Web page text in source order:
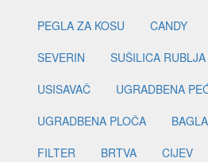
PEGLA ZA KOSU
CANDY
SEVERIN
SUŠILICA RUBLJA
USISAVAČ
UGRADBENA
UGRADBENA PLOČA
FILTER
BRTVA CIJEV